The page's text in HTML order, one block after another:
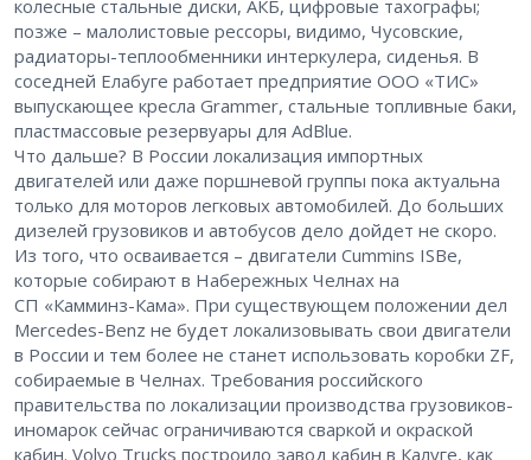
колесные стальные диски, АКБ, цифровые тахографы;
позже – малолистовые рессоры, видимо, Чусовские,
радиаторы-теплообменники интеркулера, сиденья. В
соседней Елабуге работает предприятие ООО «ТИС»
выпускающее кресла Grammer, стальные топливные баки,
пластмассовые резервуары для AdBlue.
Что дальше? В России локализация импортных
двигателей или даже поршневой группы пока актуальна
только для моторов легковых автомобилей. До больших
дизелей грузовиков и автобусов дело дойдет не скоро.
Из того, что осваивается – двигатели Cummins ISBe,
которые собирают в Набережных Челнах на
СП «Камминз-Кама». При существующем положении дел
Mercedes-Benz не будет локализовывать свои двигатели
в России и тем более не станет использовать коробки ZF,
собираемые в Челнах. Требования российского
правительства по локализации производства грузовиков-
иномарок сейчас ограничиваются сваркой и окраской
кабин. Volvo Trucks построило завод кабин в Калуге, как